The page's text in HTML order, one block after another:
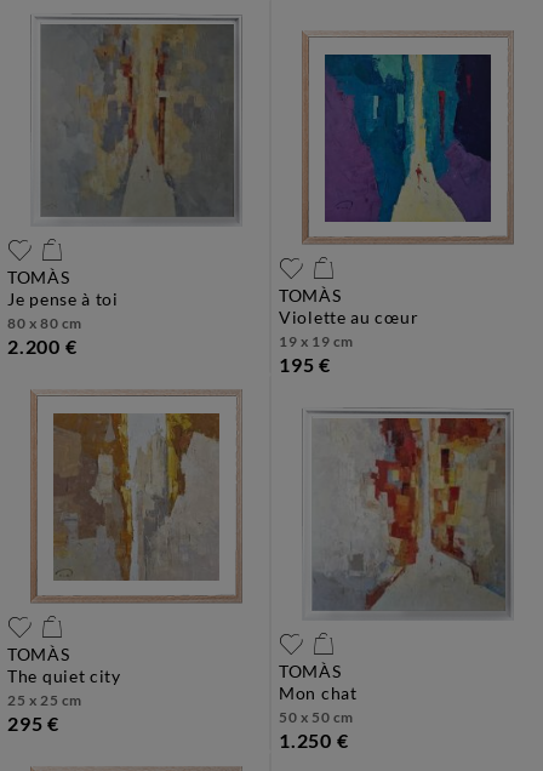
TOMÀS
je pense à toi
80 x 80 cm
2.200 €
TOMÀS
violette au cœur
19 x 19 cm
195 €
TOMÀS
the quiet city
25 x 25 cm
295 €
TOMÀS
mon chat
50 x 50 cm
1.250 €